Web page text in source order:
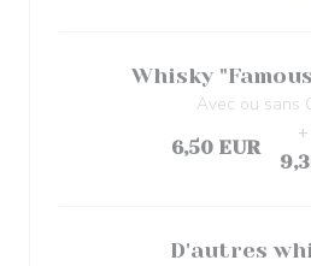
Whisky
Avec ou sans
6,50 EUR
D'autres